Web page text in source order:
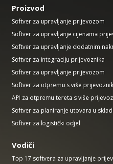
Proizvod
Softver za upravljanje prijevozom
Softver za upravljanje cijenama
Softver za upravljanje dodatnim
Softver za integraciju prijevoznika
Softver za upravljanje prijevozom
Softver za otpremu s više
API za otpremu tereta s više
Softver za planiranje utovara u
Softver za logistički odjel
Vodiči
Top 17 softvera za upravljanje